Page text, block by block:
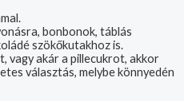
bonbonok, táblás
szökőkutakhoz is.
vagy akár a pillecukrot, akkor
választás, melybe könnyedén